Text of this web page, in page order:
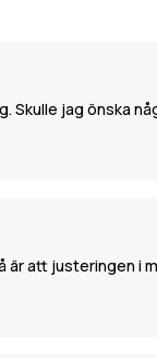
Skulle jag önska
är att justeringen i